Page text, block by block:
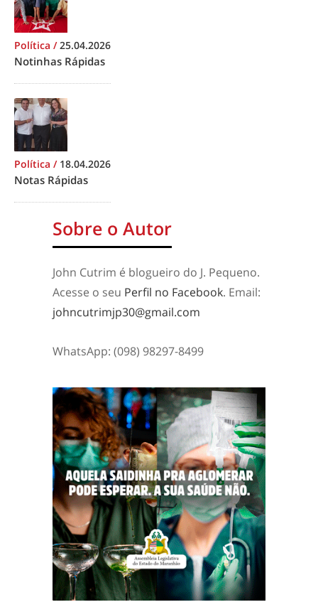
Política /25.04.2026
Notinhas Rápidas
Política / 18.04.2026
Notas Rápidas
Sobre o Autor
John Cutrim é blogueiro do J. Pequeno.
Acesse o seu Perfil no Facebook. Email:
johncutrimjp30@gmail.com
WhatsApp: (098) 98297-8499